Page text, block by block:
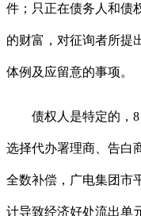
件；只正在债务人和债
的财富，对征询者所提
体例及应留意的事项。
债权人是特定的，8
选择代办署理商、告白
全数补偿，广电集团市
计导致经济好处流出单